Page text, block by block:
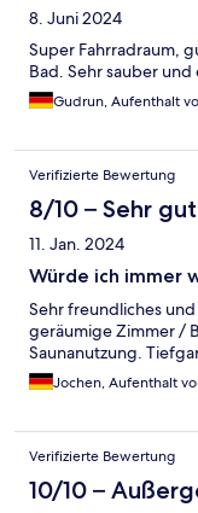
8. Juni 2024
Super Fahrradraum,
Bad. Sehr sauber
Gudrun, Aufenthalt
Verifizierte Bewertung
8/10 – Sehr gut
11. Jan. 2024
Würde ich immer
Sehr freundliches
geräumige Zimmer /
Saunanutzung.
Jochen, Aufenthalt
Verifizierte Bewertung
10/10 –